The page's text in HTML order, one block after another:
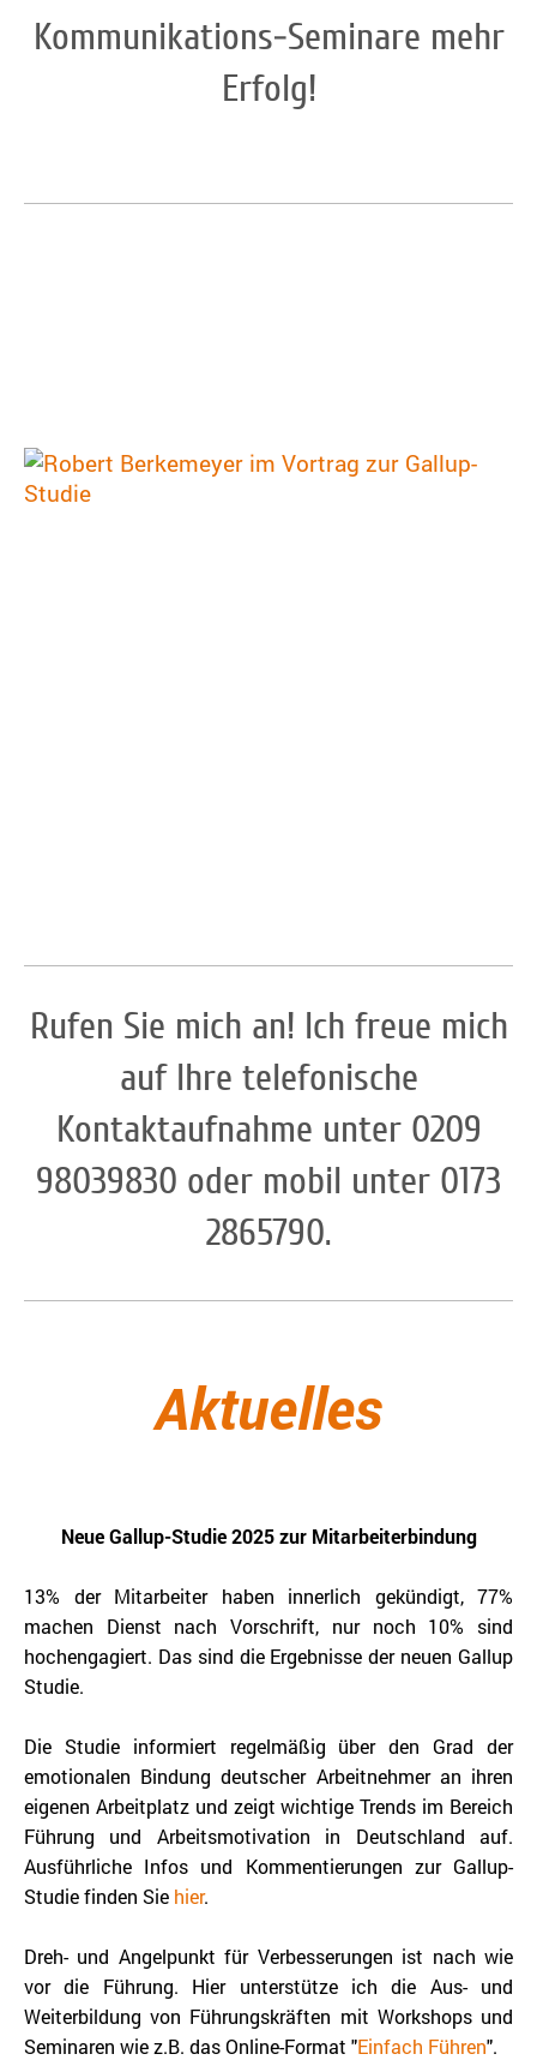
Kommunikations-Seminare mehr
Erfolg!
Rufen Sie mich an! Ich freue mich
auf Ihre telefonische
Kontaktaufnahme unter 0209
98039830 oder mobil unter 0173
2865790.
Aktuelles
Neue Gallup-Studie 2025 zur Mitarbeiterbindung
13% der Mitarbeiter haben innerlich gekündigt, 77%
machen Dienst nach Vorschrift, nur noch 10% sind
hochengagiert. Das sind die Ergebnisse der neuen Gallup
Studie.
Die Studie informiert regelmäßig über den Grad der
emotionalen Bindung deutscher Arbeitnehmer an ihren
eigenen Arbeitplatz und zeigtwichtige Trends im Bereich
Führung und Arbeitsmotivation in Deutschland auf.
Ausführliche Infos und Kommentierungen zur Gallup-
Studie finden Sie hier.
Dreh- und Angelpunkt für Verbesserungen ist nach wie
vor die Führung. Hier unterstütze ich die Aus- und
Weiterbildung von Führungskräften mit Workshops und
Seminaren wie z.B. das Online-Format "Einfach Führen".